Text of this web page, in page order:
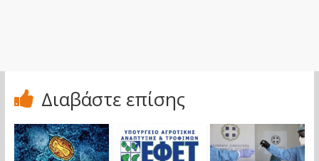
Διαβάστε επίσης